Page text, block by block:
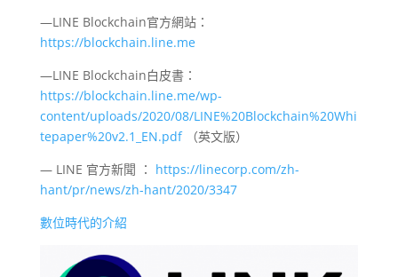
—LINE Blockchain官方網站：
https://blockchain.line.me
—LINE Blockchain白皮書：
https://blockchain.line.me/wp-
content/uploads/2020/08/LINE%20Blockchain%20Whi
tepaper%20v2.1_EN.pdf（英文版）
— LINE 官方新聞 ： https://linecorp.com/zh-
hant/pr/news/zh-hant/2020/3347
數位時代的介紹